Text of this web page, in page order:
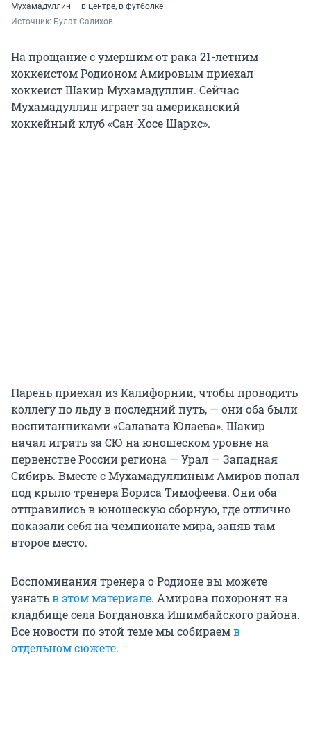
Мухамадуллин — в центре, в футболке
Источник: Булат Салихов
На прощание с умершим от рака 21-летним
хоккеистом Родионом Амировым приехал
хоккеист Шакир Мухамадуллин. Сейчас
Мухамадуллин играет за американский
хоккейный клуб «Сан-Хосе Шаркс».
Парень приехал из Калифорнии, чтобы проводить
коллегу по льду в последний путь, — они оба были
воспитанниками «Салавата Юлаева». Шакир
начал играть за СЮ на юношеском уровне на
первенстве России региона — Урал — Западная
Сибирь. Вместе с Мухамадуллиным Амиров попал
под крыло тренера Бориса Тимофеева. Они оба
отправились в юношескую сборную, где отлично
показали себя на чемпионате мира, заняв там
второе место.
Воспоминания тренера о Родионе вы можете
узнатьв этом материале. Амирова похоронят на
кладбище села Богдановка Ишимбайского района.
Все новости по этой теме мы собираемв
отдельном сюжете.